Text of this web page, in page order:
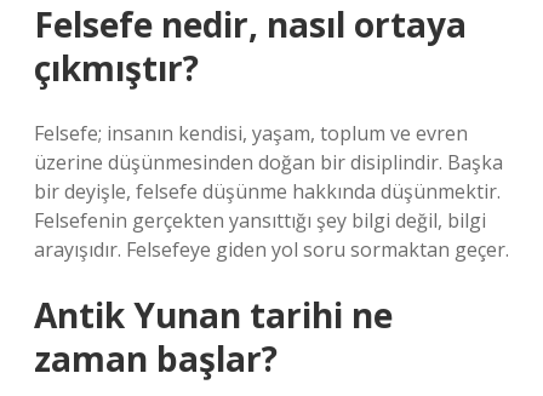
Felsefe nedir, nasıl ortaya
çıkmıştır?
Felsefe; insanın kendisi, yaşam, toplum ve evren
üzerine düşünmesinden doğan bir disiplindir. Başka
bir deyişle, felsefe düşünme hakkında düşünmektir.
Felsefenin gerçekten yansıttığı şey bilgi değil, bilgi
arayışıdır. Felsefeye giden yol soru sormaktan geçer.
Antik Yunan tarihi ne
zaman başlar?